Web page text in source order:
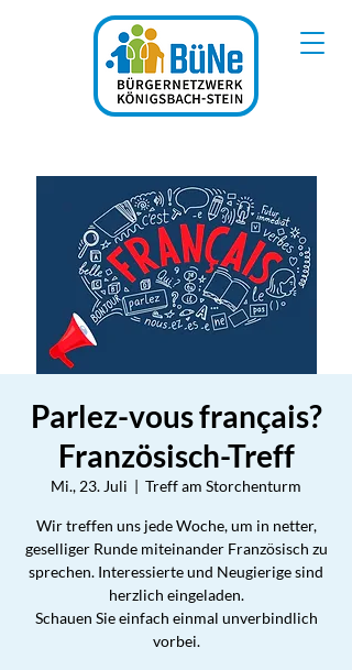
Parlez-vous français?
Französisch-Treff
Mi., 23. Juli
  |
Treff am Storchenturm
Wir treffen uns jede Woche, um in netter,
geselliger Runde miteinander Französisch zu
sprechen. Interessierte und Neugierige sind
herzlich eingeladen.
Schauen Sie einfach einmal unverbindlich
vorbei.